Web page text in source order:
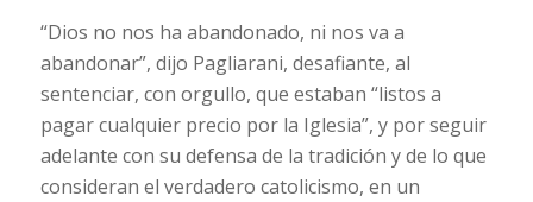
“Dios no nos ha abandonado, ni nos va a
abandonar”, dijo Pagliarani, desafiante, al
sentenciar, con orgullo, que estaban “listos a
pagar cualquier precio por la Iglesia”, y por seguir
adelante con su defensa de la tradición y de lo que
consideran el verdadero catolicismo, en un